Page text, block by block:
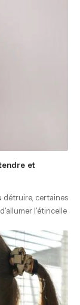
et
détruire, certaines
l'étincelle